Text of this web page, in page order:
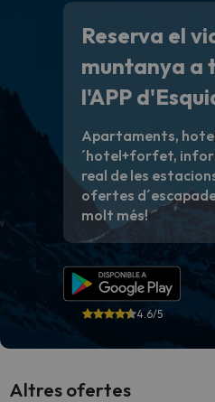
Reserva el
muntanya a
l'APP
Apartaments,
´hotel+forfet,
real de les
ofertes
molt més!
4.6/5
Altres ofertes